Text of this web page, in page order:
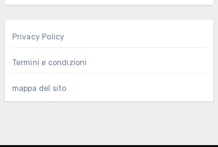
Privacy Policy
Termini e condizioni
mappa del sito